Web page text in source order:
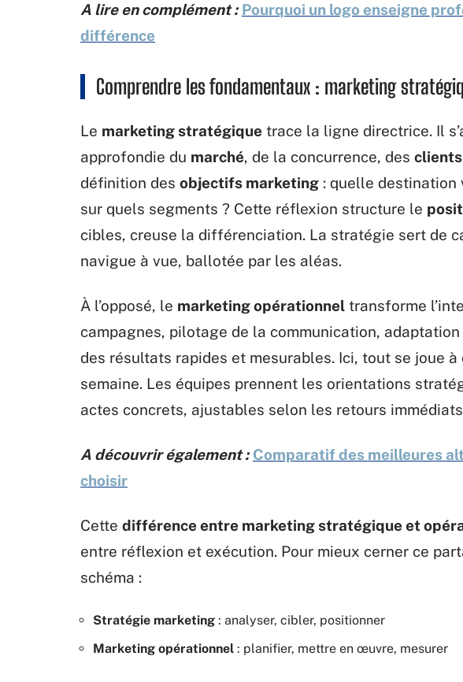
A lire en complément : Pourquoi un logo enseigne
différence
Comprendre les fondamentaux : marketing
Le marketing stratégique trace la ligne directrice. Il
approfondie du marché, de la concurrence, des clients
définition des objectifs marketing : quelle destination
sur quels segments ? Cette réflexion structure le
cibles, creuse la différenciation. La stratégie sert de
navigue à vue, ballotée par les aléas.
À l’opposé, le marketing opérationnel transforme
campagnes, pilotage de la communication,
des résultats rapides et mesurables. Ici, tout se joue
semaine. Les équipes prennent les orientations
actes concrets, ajustables selon les retours
A découvrir également : Comparatif des meilleures
choisir
Cette différence entre marketing stratégique et
entre réflexion et exécution. Pour mieux cerner ce
schéma :
Stratégie marketing : analyser, cibler, positionner
Marketing opérationnel : planifier, mettre en œuvre, mesurer